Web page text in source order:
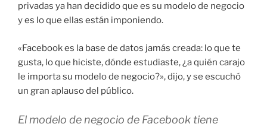
privadas ya han decidido que es su modelo de negocio
y es lo que ellas están imponiendo.
«Facebook es la base de datos jamás creada: lo que te
gusta, lo que hiciste, dónde estudiaste, ¿a quién carajo
le importa su modelo de negocio?», dijo, y se escuchó
un gran aplauso del público.
El modelo de negocio de Facebook tiene